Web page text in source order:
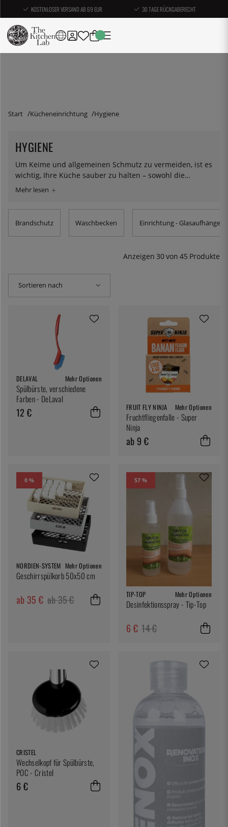
KOSTENLOSER VERSAND AB 69 EUR 30 TAGE RÜCKGABERECHT
Start Kücheneinrichtung Hygiene
HYGIENE
Um Keime und allgemeinen Schmutz zu vermeiden, ist es
wichtig, Ihre Küche sauber zu halten – sowohl die
Oberflächen und Utensilien als auch sich selbst. In
Reinigung ein wenig erleichtert, z.B. Seifen- und
Waschmittelpumpen, Recyclingbehälter und
Nitrilhandschuhe. Sie finden auch hochwertige
Reinigungsprodukte für Kupfer und Edelstahl. Für die
für Geschirrkörbe und Edelstahleimer. Schrubben,
schrubben, schrubben!
Brandschutz Waschbecken Einrichtung - Glasaufhänger
Anzeigen 30von 45 Produkte
Sortieren nach
DELAVAL Mehr Optionen
Spülbürste, verschiedene
Farben - DeLaval
12 € FRUIT FLY NINJA Mehr Optionen
Fruchtfliegenfalle - Super
Ninja
ab 9 €
0 %
NORDIEN-SYSTEM Mehr Optionen
Geschirrspülkorb 50x50 cm
ab 35 € ab 35 €
57 %
TIP-TOP Mehr Optionen
Desinfektionsspray - Tip-Top
6 € 14 €
CRISTEL
Wechselkopf für Spülbürste,
POC - Cristel
6 €